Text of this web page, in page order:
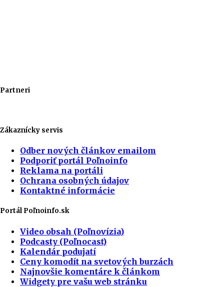
Partneri
Zákaznícky servis
Odber nových článkov emailom
Podporiť portál Poľnoinfo
Reklama na portáli
Ochrana osobných údajov
Kontaktné informácie
Portál Poľnoinfo.sk
Video obsah (Poľnovízia)
Podcasty (Poľnocast)
Kalendár podujatí
Ceny komodít na svetových burzách
Najnovšie komentáre k článkom
Widgety pre vašu web stránku